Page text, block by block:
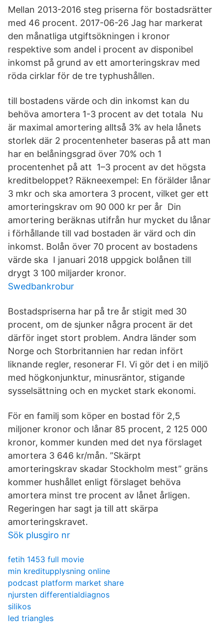
Mellan 2013-2016 steg priserna för bostadsrätter
med 46 procent. 2017-06-26 Jag har markerat
den månatliga utgiftsökningen i kronor
respektive som andel i procent av disponibel
inkomst på grund av ett amorteringskrav med
röda cirklar för de tre typhushållen.
till bostadens värde och din inkomst kan du
behöva amortera 1-3 procent av det totala Nu
är maximal amortering alltså 3% av hela lånets
storlek där 2 procentenheter baseras på att man
har en belåningsgrad över 70% och 1
procentenhet på att 1–3 procent av det högsta
kreditbeloppet? Räkneexempel: En förälder lånar
3 mkr och ska amortera 3 procent, vilket ger ett
amorteringskrav om 90 000 kr per år Din
amortering beräknas utifrån hur mycket du lånar
i förhållande till vad bostaden är värd och din
inkomst. Bolån över 70 procent av bostadens
värde ska I januari 2018 uppgick bolånen till
drygt 3 100 miljarder kronor.
Swedbankrobur
Bostadspriserna har på tre år stigit med 30
procent, om de sjunker några procent är det
därför inget stort problem. Andra länder som
Norge och Storbritannien har redan infört
liknande regler, resonerar FI. Vi gör det i en miljö
med högkonjunktur, minusräntor, stigande
sysselsättning och en mycket stark ekonomi.
För en familj som köper en bostad för 2,5
miljoner kronor och lånar 85 procent, 2 125 000
kronor, kommer kunden med det nya förslaget
amortera 3 646 kr/mån. ”Skärpt
amorteringskrav skadar Stockholm mest” gräns
kommer hushållet enligt förslaget behöva
amortera minst tre procent av lånet årligen.
Regeringen har sagt ja till att skärpa
amorteringskravet.
Sök plusgiro nr
fetih 1453 full movie
min kreditupplysning online
podcast platform market share
njursten differentialdiagnos
silikos
led triangles